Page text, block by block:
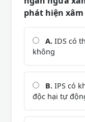
phát hiện xâm
A. IDS có
không
B. IPS có
độc hại tự